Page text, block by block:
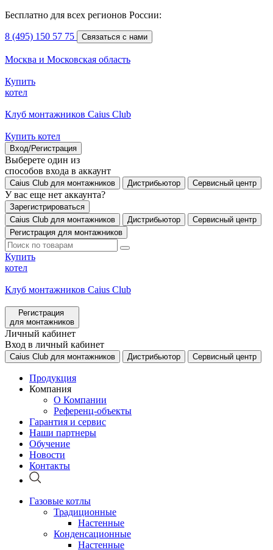
Бесплатно для всех регионов России:
8 (495) 150 57 75 Связаться с нами
Москва и Московская область
Купить
котел
Клуб монтажников Caius Club
Купить котел
Вход/Регистрация
Выберете один из
способов входа в аккаунт
Caius Club для монтажников Дистрибьютор Сервисный центр
У вас еще нет аккаунта?
Зарегистрироваться
Caius Club для монтажников
Дистрибьютор
Сервисный центр
Регистрация для монтажников
Купить
котел
Клуб монтажников Caius Club
Регистрация
для монтажников
Личный кабинет
Вход в личный кабинет
Caius Club для монтажников Дистрибьютор Сервисный центр
Продукция
Компания
О Компании
Референц-объекты
Гарантия и сервис
Наши партнеры
Обучение
Новости
Контакты
Газовые котлы
Традиционные
Настенные
Конденсационные
Настенные